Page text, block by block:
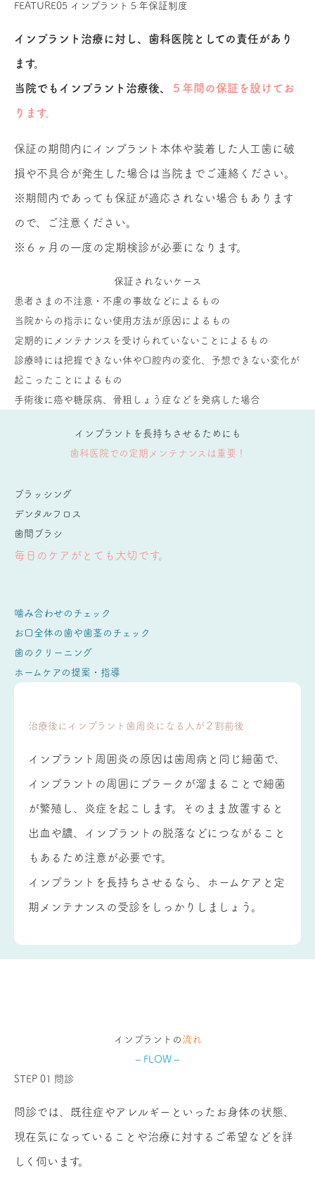
FEATURE05 インプラント５年保証制度
インプラント治療に対し、歯科医院としての責任があり
ます。
当院でもインプラント治療後、 ５年間の保証を設けてお
ります。
保証の期間内にインプラント本体や装着した人工歯に破
損や不具合が発生した場合は当院までご連絡ください。
※期間内であっても保証が適応されない場合もあります
ので、ご注意ください。
※６ヶ月の一度の定期検診が必要になります。
保証されないケース
患者さまの不注意・不慮の事故などによるもの
当院からの指示にない使用方法が原因によるもの
定期的にメンテナンスを受けられていないことによるもの
診療時には把握できない体や口腔内の変化、予想できない変化が
起こったことによるもの
手術後に癌や糖尿病、骨粗しょう症などを発病した場合
インプラントを長持ちさせるためにも
歯科医院での 定期メンテナンスは 重要！
ブラッシング
デンタルフロス
歯間ブラシ
毎日のケアがとても大切です。
噛み合わせのチェック
お口全体の歯や歯茎のチェック
歯のクリーニング
ホームケアの提案・指導
治療後にインプラント歯周炎になる人が２割前後
インプラント周囲炎の原因は歯周病と同じ細菌で、
インプラントの周囲にプラークが溜まることで細菌
が繁殖し、炎症を起こします。そのまま放置すると
出血や膿、インプラントの脱落などにつながること
もあるため注意が必要です。
インプラントを長持ちさせるなら、ホームケアと定
期メンテナンスの受診をしっかりしましょう。
インプラントの 流れ
– FLOW –
STEP 01 問診
問診では、既往症やアレルギーといったお身体の状態、
現在気になっていることや治療に対するご希望などを詳
しく伺います。